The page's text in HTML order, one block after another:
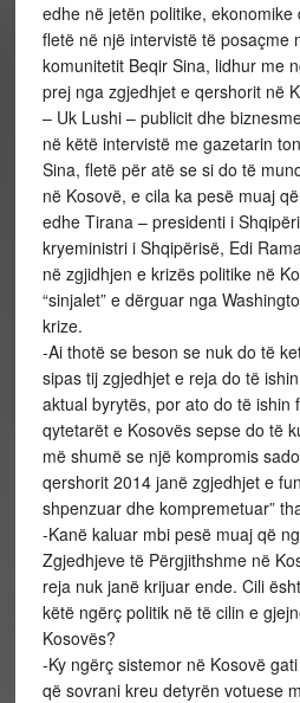
edhe në jetën politike, ekonomike
fletë në një intervistë të posaçme
komunitetit Beqir Sina, lidhur me
prej nga zgjedhjet e qershorit në
– Uk Lushi – publicit dhe
në këtë intervistë me gazetarin
Sina, fletë për atë se si do të
në Kosovë, e cila ka pesë muaj
edhe Tirana – presidenti i
kryeministri i Shqipërisë, Edi
në zgjidhjen e krizës politike në
“sinjalet” e dërguar nga
krize.
-Ai thotë se beson se nuk do të
sipas tij zgjedhjet e reja do të
aktual byrytës, por ato do të ishin
qytetarët e Kosovës sepse do të
më shumë se një kompromis
qershorit 2014 janë zgjedhjet e
shpenzuar dhe kompremetuar”
-Kanë kaluar mbi pesë muaj që
Zgjedhjeve të Përgjithshme në
reja nuk janë krijuar ende. Cili
këtë ngërç politik në të cilin e
Kosovës?
-Ky ngërç sistemor në Kosovë
që sovrani kreu detyrën votuese